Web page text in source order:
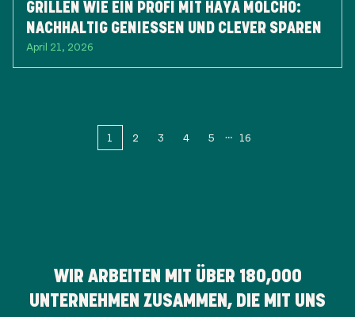
GRILLEN WIE EIN PROFI MIT HAYA MOLCHO:
NACHHALTIG GENIESSEN UND CLEVER SPAREN
April 21, 2026
1 2 3 4 5 16
WIR ARBEITEN MIT ÜBER 180,000
UNTERNEHMEN ZUSAMMEN, DIE MIT UNS